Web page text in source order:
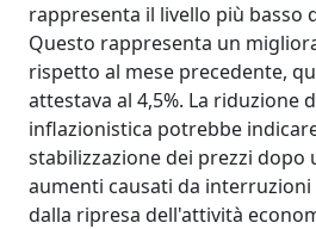
rappresenta il livello più basso
Questo rappresenta un
rispetto al mese precedente,
attestava al 4,5%. La riduzione
inflazionistica potrebbe
stabilizzazione dei prezzi
aumenti causati da
dalla ripresa dell'attività